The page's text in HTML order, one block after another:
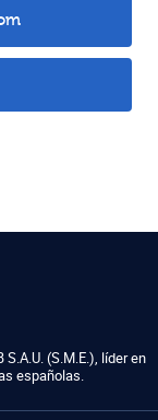
S.A.U. (S.M.E.), líder en
españolas.